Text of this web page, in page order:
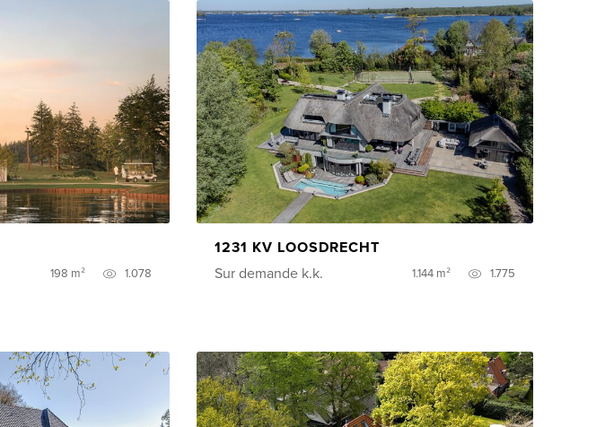
198 m² 1.078
1231 KV LOOSDRECHT
Sur demande k.k. 1.144 m² 1.775